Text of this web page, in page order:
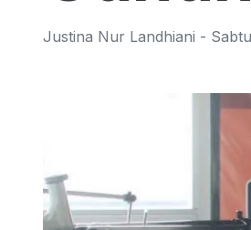
Justina Nur Landhiani - Sabtu